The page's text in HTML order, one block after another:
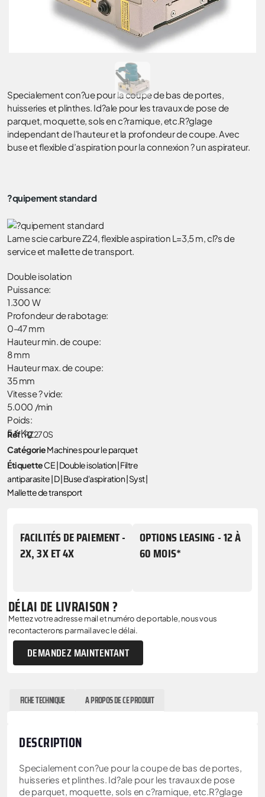
Specialement con?ue pour la coupe de bas de portes,
huisseries et plinthes. Id?ale pour les travaux de pose de
parquet, moquette, sols en c?ramique, etc.R?glage
independant de l’hauteur et la profondeur de coupe. Avec
buse et flexible d’aspiration pour la connexion ? un aspirateur.
?quipement standard
Lame scie carbure Z24, flexible aspiration L=3,5 m, cl?s de
service et mallette de transport.
Double isolation
Puissance:
1.300 W
Profondeur de rabotage:
0-47 mm
Hauteur min. de coupe:
8 mm
Hauteur max. de coupe:
35 mm
Vitesse ? vide:
5.000 /min
Poids:
5,6 Kg
Réf.RZ270S
CatégorieMachines pour le parquet
ÉtiquetteCE | Double isolation | Filtre
antiparasite | D | Buse d'aspiration | Syst |
Mallette de transport
FACILITÉS DE PAIEMENT -
2X, 3X ET 4X
OPTIONS LEASING - 12 À
60 MOIS*
DÉLAI DE LIVRAISON ?
Mettez votre adresse mail et numéro de portable, nous vous
recontacterons par mail avec le délai.
DEMANDEZ MAINTENTANT
FICHE TECHNIQUE A PROPOS DE CE PRODUIT
DESCRIPTION
Specialement con?ue pour la coupe de bas de portes,
huisseries et plinthes. Id?ale pour les travaux de pose
de parquet, moquette, sols en c?ramique, etc.R?glage